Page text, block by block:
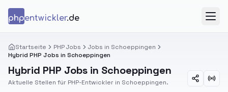
phpentwickler.de
Startseite PHP Jobs
Jobs in Schoeppingen
Hybrid PHP Jobs in Schoeppingen
Hybrid PHP Jobs in Schoeppingen
Aktuelle Stellen für PHP-Entwickler in Schoeppingen.